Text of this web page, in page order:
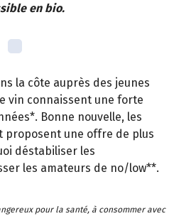
en bio.
la côte auprès des jeunes
vin connaissent une forte
Bonne nouvelle, les
proposent une offre de plus
déstabiliser les
les amateurs de no/low**.
pour la santé, à consommer avec